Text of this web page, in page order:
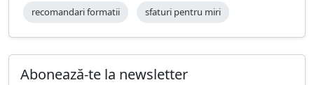
recomandari formatii sfaturi pentru miri
Abonează-te la newsletter